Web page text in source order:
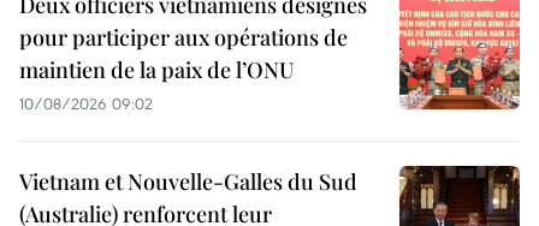
pour participer aux opérations de
maintien de la paix de l’ONU
10/08/2026 09:02
Vietnam et Nouvelle-Galles du Sud
(Australie) renforcent leur